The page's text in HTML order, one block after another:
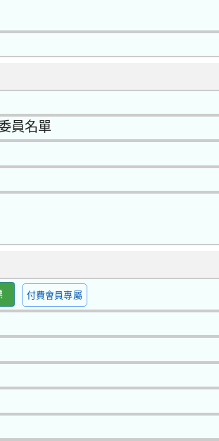
員名單
付費會員專屬